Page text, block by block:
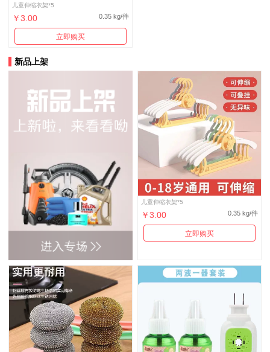
儿童伸缩衣架*5
￥3.00 0.35 kg/件
立即购买
新品上架
儿童伸缩衣架*5
￥3.00 0.35 kg/件
立即购买